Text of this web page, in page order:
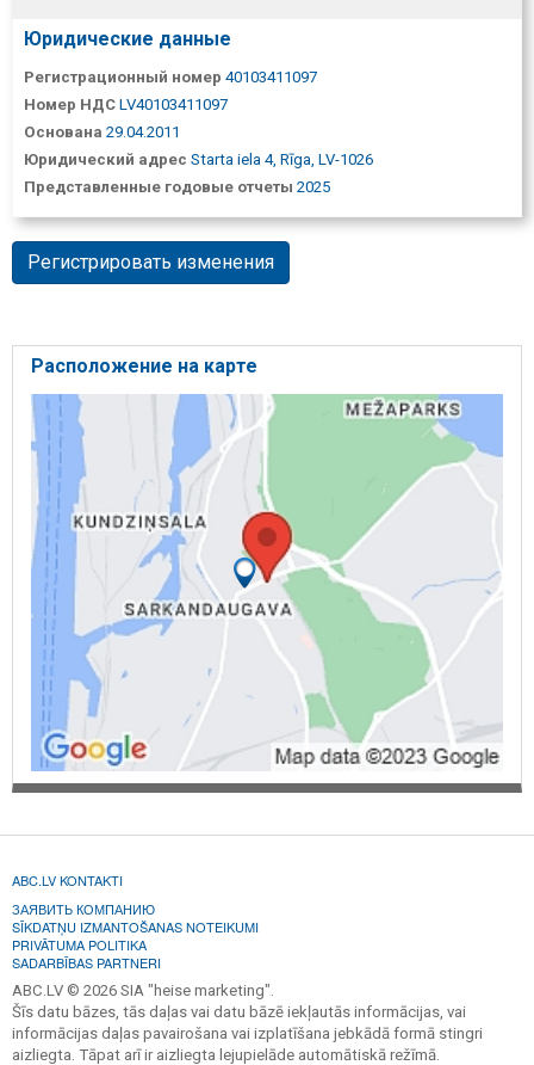
Юридические данные
Регистрационный номер 40103411097
Номер НДС LV40103411097
Основана 29.04.2011
Юридический адрес Starta iela 4, Rīga, LV-1026
Представленные годовые отчеты 2025
Регистрировать изменения
Расположение на карте
ABC.LV KONTAKTI
ЗАЯВИТЬ КОМПАНИЮ
SĪKDATŅU IZMANTOŠANAS NOTEIKUMI
PRIVĀTUMA POLITIKA
SADARBĪBAS PARTNERI
ABC.LV © 2026 SIA "heise marketing".
Šīs datu bāzes, tās daļas vai datu bāzē iekļautās informācijas, vai
informācijas daļas pavairošana vai izplatīšana jebkādā formā stingri
aizliegta. Tāpat arī ir aizliegta lejupielāde automātiskā režīmā.